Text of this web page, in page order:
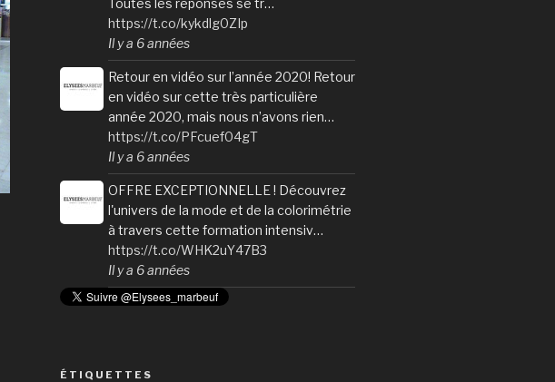
https://t.co/kykdlg0ZIp
Il y a 6 années
Retour en vidéo sur l’année 2020! Retour
en vidéo sur cette très particulière
année 2020, mais nous n’avons rien…
https://t.co/PFcuef04gT
Il y a 6 années
OFFRE EXCEPTIONNELLE ! Découvrez
l'univers de la mode et de la colorimétrie
à travers cette formation intensiv…
https://t.co/WHK2uY47B3
Il y a 6 années
ÉTIQUETTES